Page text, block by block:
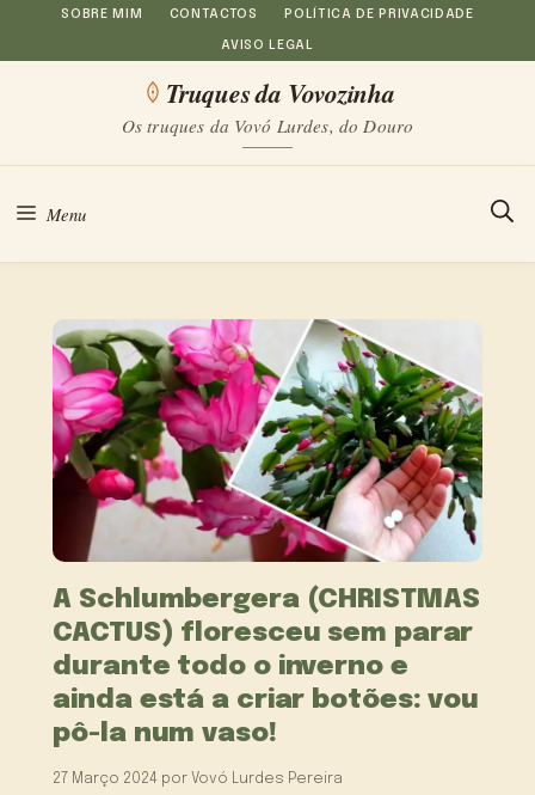
Saltar
para
conteúdo
SOBRE MIM CONTACTOS POLÍTICA DE PRIVACIDADE
AVISO LEGAL
Truques da Vovozinha
Os truques da Vovó Lurdes, do Douro
Menu
A Schlumbergera (CHRISTMAS
CACTUS) floresceu sem parar
durante todo o inverno e
ainda está a criar botões: vou
pô-la num vaso!
27 Março 2024 por Vovó Lurdes Pereira